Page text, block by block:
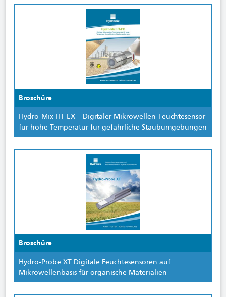
Broschüre
Hydro-Mix HT-EX – Digitaler Mikrowellen-Feuchtesensor
für hohe Temperatur für gefährliche Staubumgebungen
Broschüre
Hydro-Probe XT Digitale Feuchtesensoren auf
Mikrowellenbasis für organische Materialien